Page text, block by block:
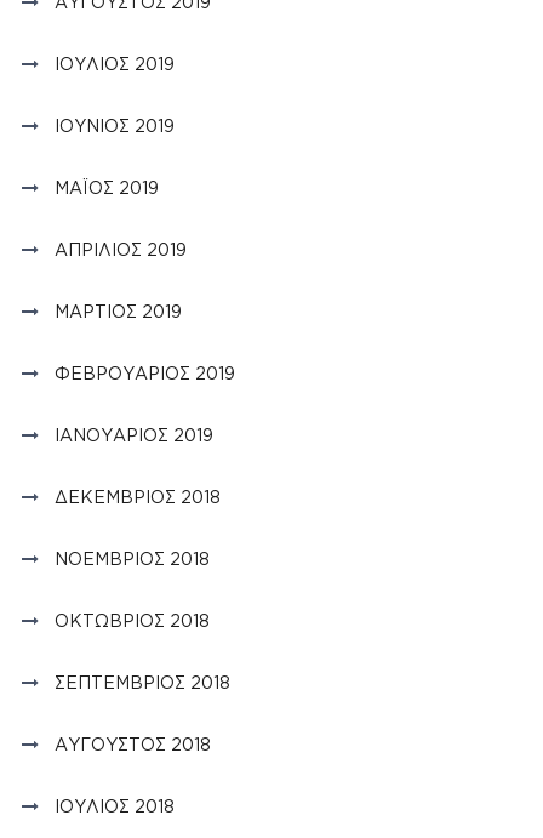
ΙΟΎΛΙΟΣ 2019
ΙΟΎΝΙΟΣ 2019
ΜΆΙΟΣ 2019
ΑΠΡΊΛΙΟΣ 2019
ΜΆΡΤΙΟΣ 2019
ΦΕΒΡΟΥΆΡΙΟΣ 2019
ΙΑΝΟΥΆΡΙΟΣ 2019
ΔΕΚΈΜΒΡΙΟΣ 2018
ΝΟΈΜΒΡΙΟΣ 2018
ΟΚΤΏΒΡΙΟΣ 2018
ΣΕΠΤΈΜΒΡΙΟΣ 2018
ΑΎΓΟΥΣΤΟΣ 2018
ΙΟΎΛΙΟΣ 2018